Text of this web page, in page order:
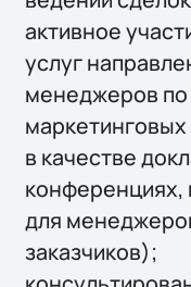
активное
услуг
менеджеров по
в качестве
конференциях,
для
заказчиков);